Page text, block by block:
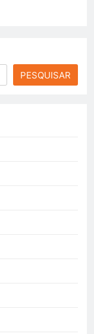
PESQUISAR